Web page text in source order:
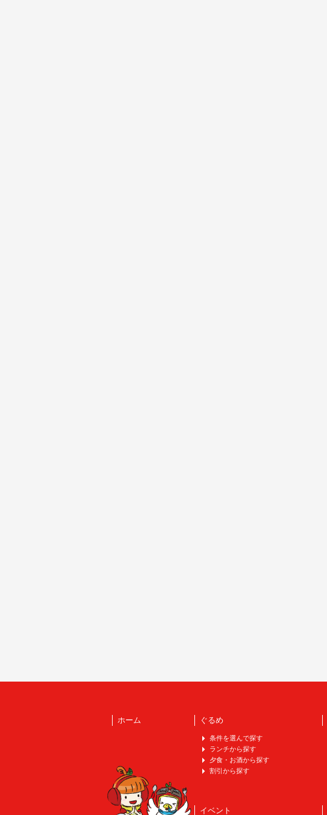
ホーム ぐるめ
条件を選んで探す
ランチから探す
夕食・お酒から探す
割引から探す
イベント